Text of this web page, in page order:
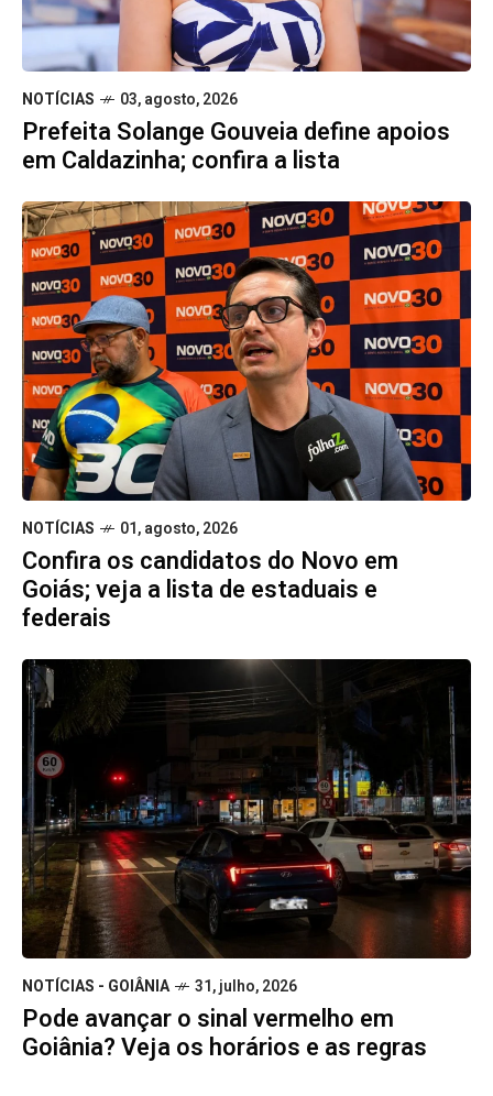
NOTÍCIAS 03, agosto, 2026
Prefeita Solange Gouveia define apoios
em Caldazinha; confira a lista
NOTÍCIAS 01, agosto, 2026
Confira os candidatos do Novo em
Goiás; veja a lista de estaduais e
federais
NOTÍCIAS - GOIÂNIA 31, julho, 2026
Pode avançar o sinal vermelho em
Goiânia? Veja os horários e as regras